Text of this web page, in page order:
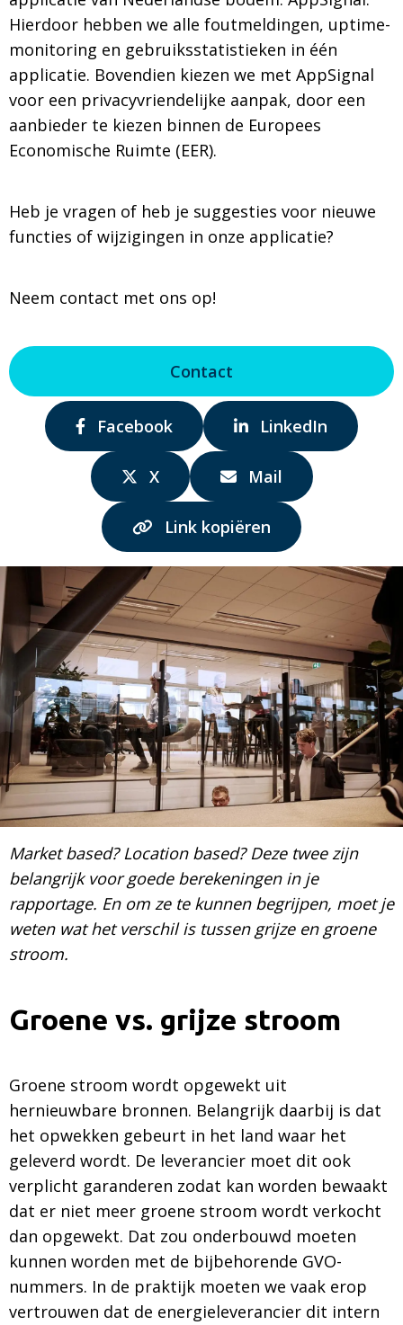
Hierdoor hebben we alle foutmeldingen, uptime-
monitoring en gebruiksstatistieken in één
applicatie. Bovendien kiezen we met AppSignal
voor een privacyvriendelijke aanpak, door een
aanbieder te kiezen binnen de Europees
Economische Ruimte (EER).
Heb je vragen of heb je suggesties voor nieuwe
functies of wijzigingen in onze applicatie?
Neem contact met ons op!
Contact
Delen
via:
Facebook
Delen
LinkedIn
Delen
via:
X
Delen
Mail
Link kopiëren
Market based? Location based? Deze twee zijn
belangrijk voor goede berekeningen in je
rapportage. En om ze te kunnen begrijpen, moet je
weten wat het verschil is tussen grijze en groene
stroom.
Groene vs. grijze stroom
Groene stroom wordt opgewekt uit
hernieuwbare bronnen. Belangrijk daarbij is dat
het opwekken gebeurt in het land waar het
geleverd wordt. De leverancier moet dit ook
verplicht garanderen zodat kan worden bewaakt
dat er niet meer groene stroom wordt verkocht
dan opgewekt. Dat zou onderbouwd moeten
kunnen worden met de bijbehorende GVO-
nummers. In de praktijk moeten we vaak erop
vertrouwen dat de energieleverancier dit intern